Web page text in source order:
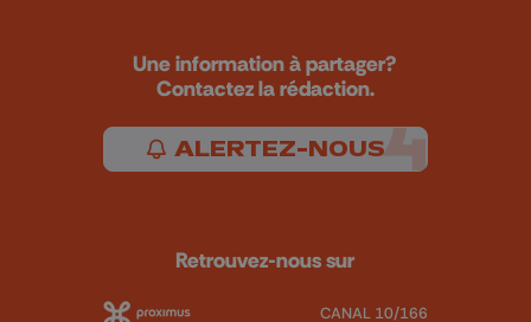
Une information à partager?
Contactez la rédaction.
ALERTEZ-NOUS
Retrouvez-nous sur
CANAL 10/166